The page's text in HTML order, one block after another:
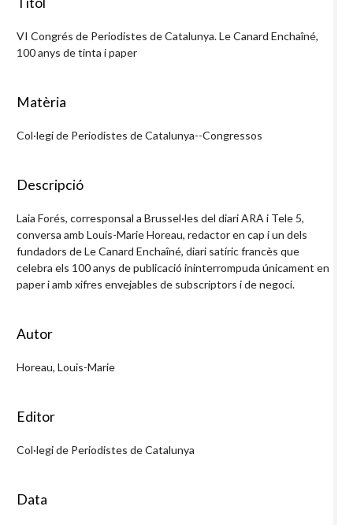
VI Congrés de Periodistes de Catalunya. Le Canard Enchaîné,
100 anys de tinta i paper
Matèria
Col·legi de Periodistes de Catalunya--Congressos
Descripció
Laia Forés, corresponsal a Brussel·les del diari ARA i Tele 5,
conversa amb Louis-Marie Horeau, redactor en cap i un dels
fundadors de Le Canard Enchaîné, diari satíric francès que
celebra els 100 anys de publicació ininterrompuda únicament en
paper i amb xifres envejables de subscriptors i de negoci.
Autor
Horeau, Louis-Marie
Editor
Col·legi de Periodistes de Catalunya
Data